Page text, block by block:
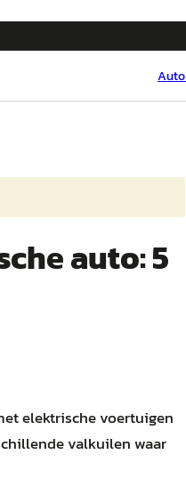
Auto
auto: 5
elektrische voertuigen
valkuilen waar